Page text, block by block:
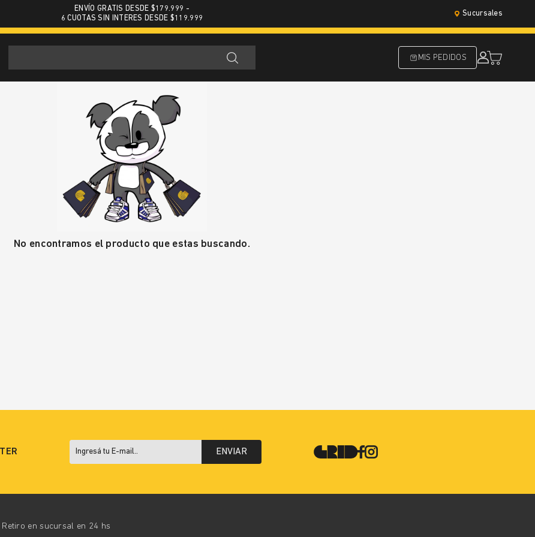
ENVÍO GRATIS DESDE $179.999 -
6 CUOTAS SIN INTERES DESDE $119.999
Sucursales
MIS PEDIDOS
No encontramos el producto que estas buscando.
ENVIAR
Retiro en sucursal en 24 hs